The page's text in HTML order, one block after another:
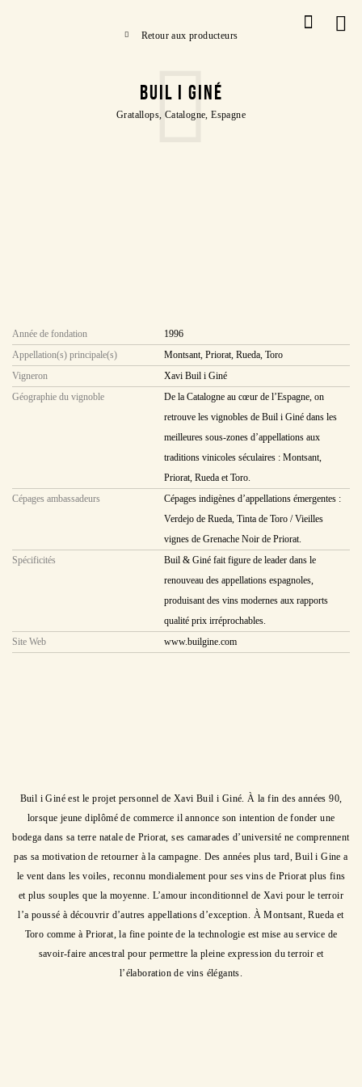
Retour aux producteurs
BUIL I GINÉ
Gratallops, Catalogne, Espagne
Année de fondation
1996
Appellation(s) principale(s)
Montsant, Priorat, Rueda, Toro
Vigneron
Xavi Buil i Giné
Géographie du vignoble
De la Catalogne au cœur de l’Espagne, on
retrouve les vignobles de Buil i Giné dans les
meilleures sous-zones d’appellations aux
traditions vinicoles séculaires : Montsant,
Priorat, Rueda et Toro.
Cépages ambassadeurs
Cépages indigènes d’appellations émergentes :
Verdejo de Rueda, Tinta de Toro / Vieilles
vignes de Grenache Noir de Priorat.
Spécificités
Buil & Giné fait figure de leader dans le
renouveau des appellations espagnoles,
produisant des vins modernes aux rapports
qualité prix irréprochables.
Site Web
www.builgine.com
Buil i Giné est le projet personnel de Xavi Buil i Giné. À la fin des années 90,
lorsque jeune diplômé de commerce il annonce son intention de fonder une
bodega dans sa terre natale de Priorat, ses camarades d’université ne comprennent
pas sa motivation de retourner à la campagne. Des années plus tard, Buil i Gine a
le vent dans les voiles, reconnu mondialement pour ses vins de Priorat plus fins
et plus souples que la moyenne. L’amour inconditionnel de Xavi pour le terroir
l’a poussé à découvrir d’autres appellations d’exception. À Montsant, Rueda et
Toro comme à Priorat, la fine pointe de la technologie est mise au service de
savoir-faire ancestral pour permettre la pleine expression du terroir et
l’élaboration de vins élégants.